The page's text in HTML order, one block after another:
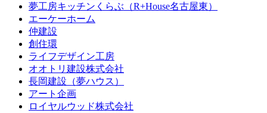
夢工房キッチンくらぶ（R+House名古屋東）
エーケーホーム
仲建設
創住環
ライフデザイン工房
オオトリ建設株式会社
長岡建設（夢ハウス）
アート企画
ロイヤルウッド株式会社